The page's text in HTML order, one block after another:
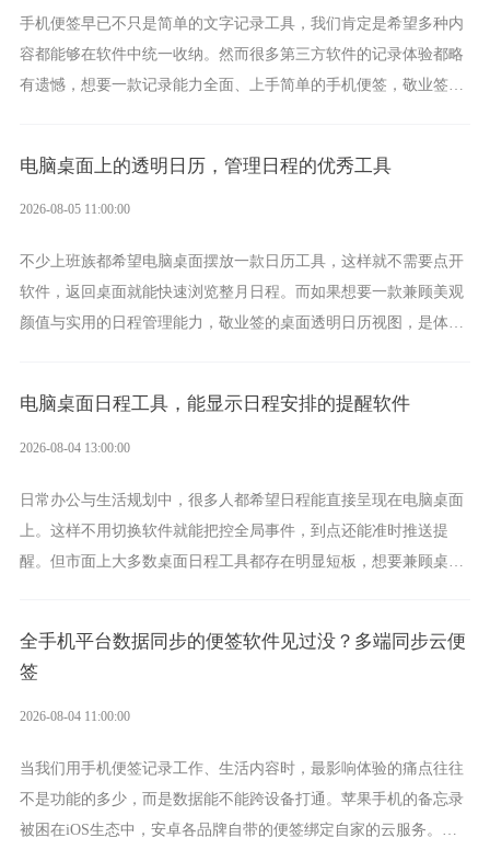
手机便签早已不只是简单的文字记录工具，我们肯定是希望多种内
容都能够在软件中统一收纳。然而很多第三方软件的记录体验都略
有遗憾，想要一款记录能力全面、上手简单的手机便签，敬业签是
电脑桌面上的透明日历，管理日程的优秀工具
2026-08-05 11:00:00
不少上班族都希望电脑桌面摆放一款日历工具，这样就不需要点开
软件，返回桌面就能快速浏览整月日程。而如果想要一款兼顾美观
颜值与实用的日程管理能力，敬业签的桌面透明日历视图，是体验
电脑桌面日程工具，能显示日程安排的提醒软件
2026-08-04 13:00:00
日常办公与生活规划中，很多人都希望日程能直接呈现在电脑桌面
上。这样不用切换软件就能把控全局事件，到点还能准时推送提
醒。但市面上大多数桌面日程工具都存在明显短板，想要兼顾桌面
全手机平台数据同步的便签软件见过没？多端同步云便
签
2026-08-04 11:00:00
当我们用手机便签记录工作、生活内容时，最影响体验的痛点往往
不是功能的多少，而是数据能不能跨设备打通。苹果手机的备忘录
被困在iOS生态中，安卓各品牌自带的便签绑定自家的云服务。而